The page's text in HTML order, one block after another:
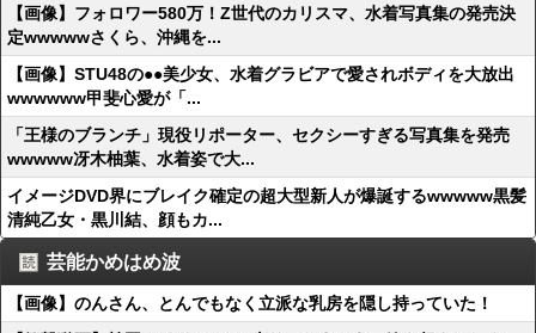
【画像】フォロワー580万！Z世代のカリスマ、水着写真集の発売決
定wwwwwさくら、沖縄を...
【画像】STU48の●●美少女、水着グラビアで愛されボディを大放出
wwwwww甲斐心愛が「...
「王様のブランチ」現役リポーター、セクシーすぎる写真集を発売
wwwww冴木柚葉、水着姿で大...
イメージDVD界にブレイク確定の超大型新人が爆誕するwwwww黒髪
清純乙女・黒川結、顔もカ...
芸能かめはめ波
【画像】のんさん、とんでもなく立派な乳房を隠し持っていた！